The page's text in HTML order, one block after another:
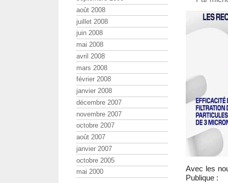
Avec les
Publique :
août 2008
juillet 2008
juin 2008
mai 2008
avril 2008
mars 2008
février 2008
janvier 2008
décembre 2007
novembre 2007
octobre 2007
août 2007
janvier 2007
octobre 2005
mai 2000